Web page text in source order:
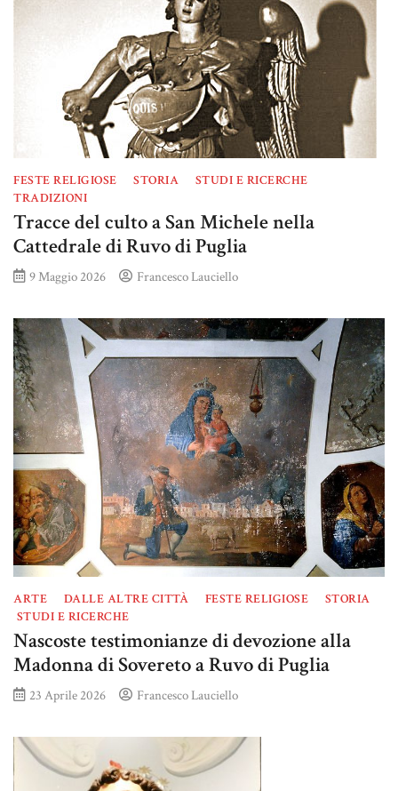
FESTE RELIGIOSE STORIA
STUDI E RICERCHE
TRADIZIONI
Tracce del culto a San Michele nella
Cattedrale di Ruvo di Puglia
9 Maggio 2026 Francesco Lauciello
ARTE DALLE ALTRE CITTÀ FESTE RELIGIOSE
STORIA
STUDI E RICERCHE
Nascoste testimonianze di devozione alla
Madonna di Sovereto a Ruvo di Puglia
23 Aprile 2026 Francesco Lauciello